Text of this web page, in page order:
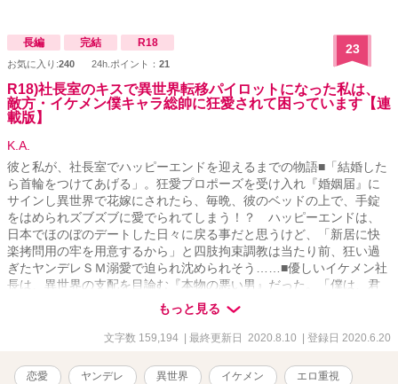
長編 完結 R18
お気に入り:240 24h.ポイント： 21
23
R18)社長室のキスで異世界転移パイロットになった私は、
敵方・イケメン僕キャラ総帥に狂愛されて困っています【連
載版】
K.A.
彼と私が、社長室でハッピーエンドを迎えるまでの物語■「結婚した
ら首輪をつけてあげる」。狂愛プロポーズを受け入れ『婚姻届』に
サインし異世界で花嫁にされたら、毎晩、彼のベッドの上で、手錠
をはめられズブズブに愛でられてしまう！？ ハッピーエンドは、
日本でほのぼのデートした日々に戻る事だと思うけど、「新居に快
楽拷問用の牢を用意するから」と四肢拘束調教は当たり前、狂い過
ぎたヤンデレＳＭ溺愛で迫られ沈められそう……■優しいイケメン社
長は、異世界の支配を目論む『本物の悪い男』だった。「僕は、君
の心と体がほしい」。冴えないＯＬの私がイケメン社長とキスした
ら異世界へと送られパイロットに。戦闘で捕虜になり、目をさます
とそこには科学者にして敵のエース・パイロットにして、悪の総帥
私の口の中に、彼の舌が入り込み……■■「僕の妻になる為にすべて
もっと見る
文字数 159,194 | 最終更新日 2020.8.10 | 登録日 2020.6.20
恋愛 ヤンデレ 異世界 イケメン エロ重視